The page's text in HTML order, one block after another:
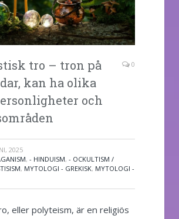
tro – tron på
kan ha olika
och
0
2025
, - HINDUISM, - OCKULTISM /
, MYTOLOGI - GREKISK, MYTOLOGI -
eller polyteism, är en religiös